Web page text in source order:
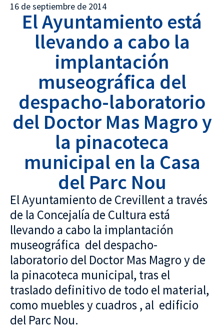
16 de septiembre de 2014
El Ayuntamiento está
llevando a cabo la
implantación
museográfica del
despacho-laboratorio
del Doctor Mas Magro y
la pinacoteca
municipal en la Casa
del Parc Nou
El Ayuntamiento de Crevillent a través
de la Concejalía de Cultura está
llevando a cabo la implantación
museográfica del despacho-
laboratorio del Doctor Mas Magro y de
la pinacoteca municipal, tras el
traslado definitivo de todo el material,
como muebles y cuadros , al edificio
del Parc Nou.